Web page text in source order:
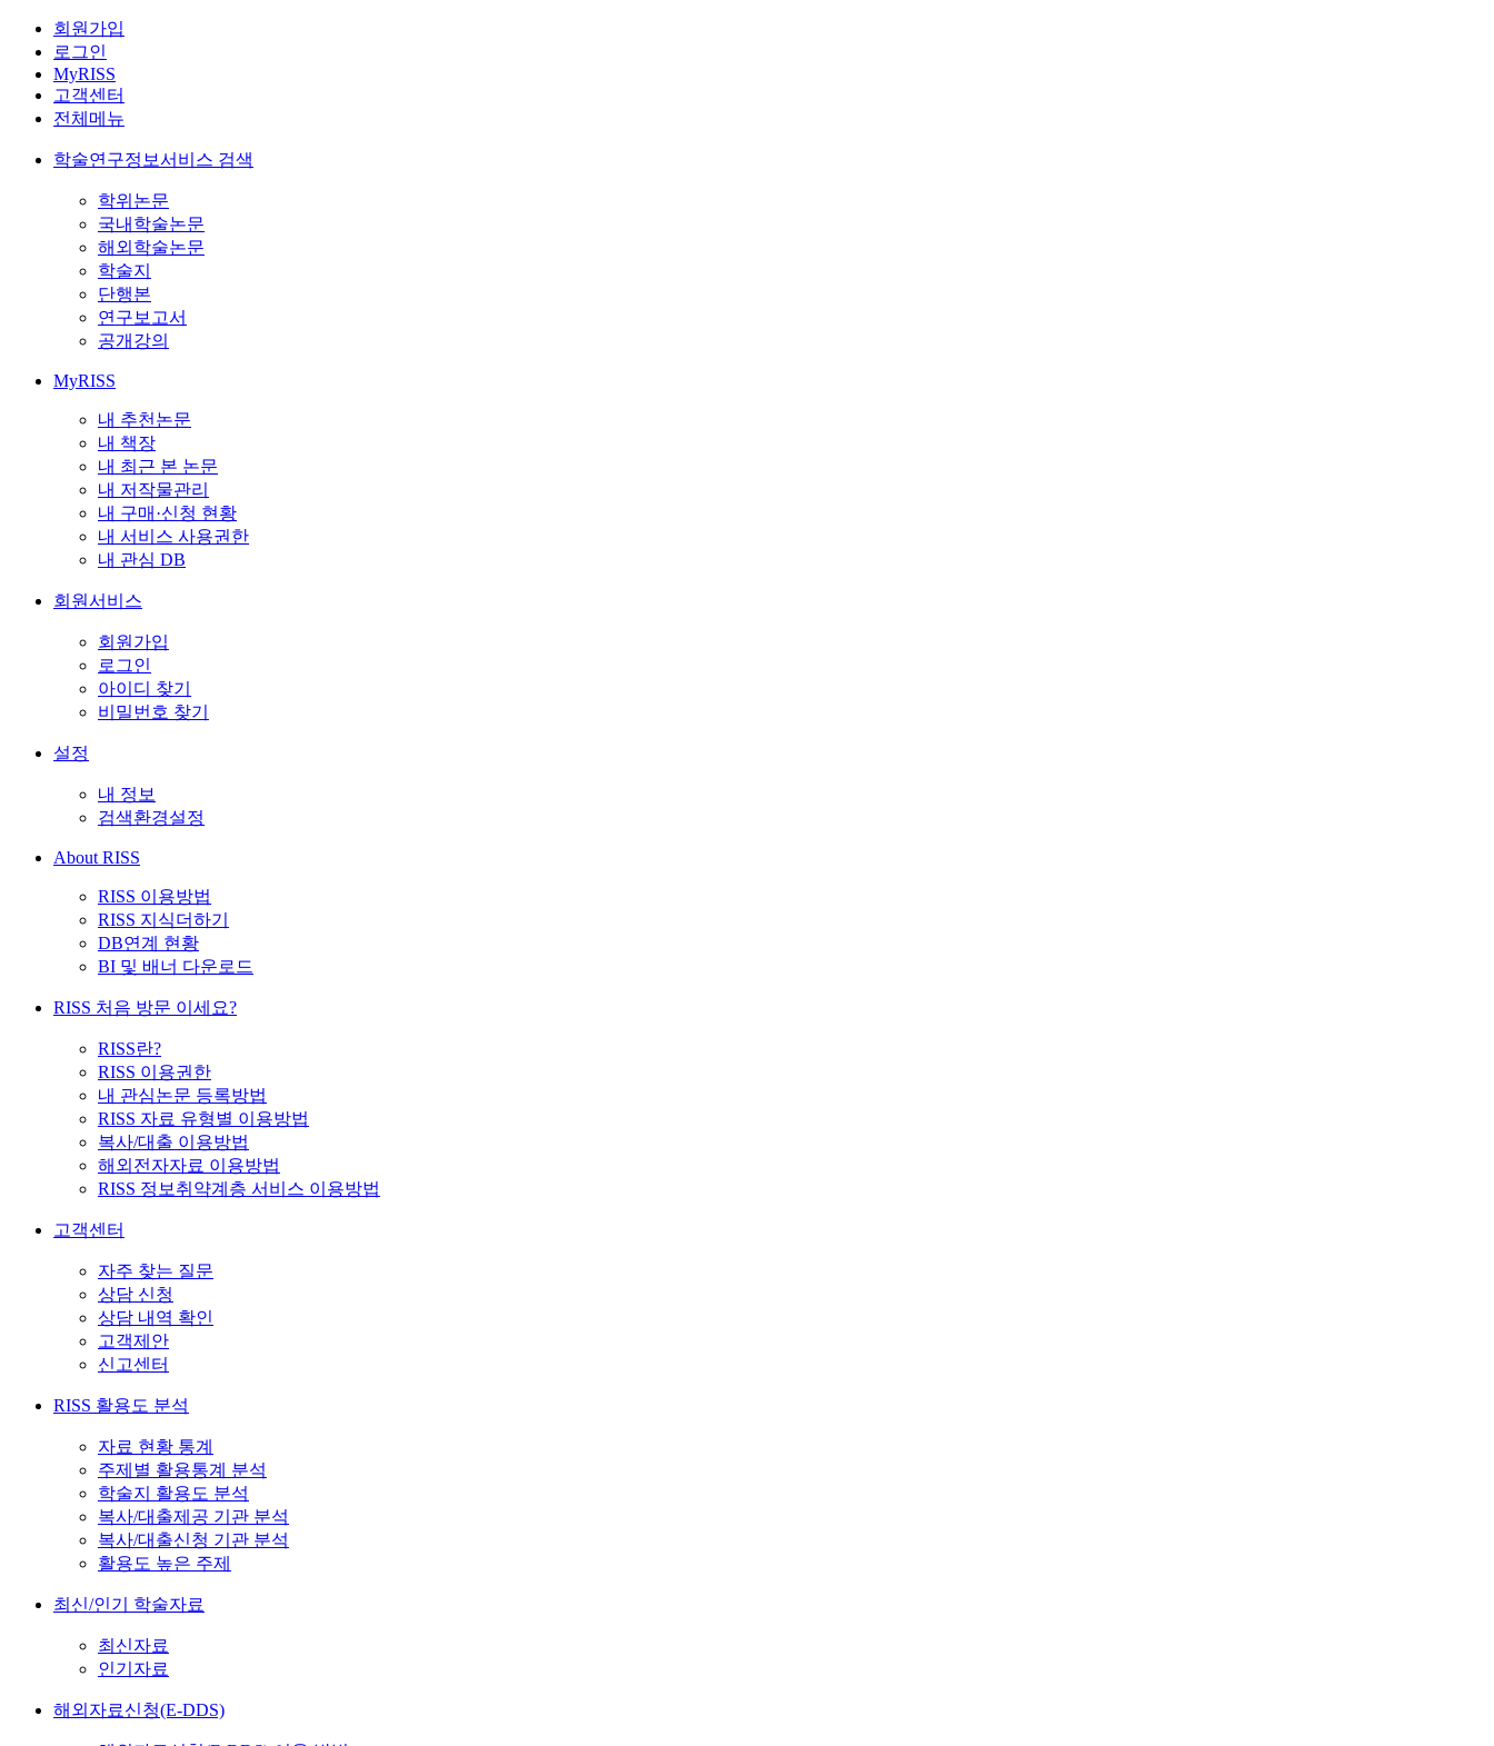
회원가입
로그인
MyRISS
고객센터
전체메뉴
학술연구정보서비스 검색
학위논문
국내학술논문
해외학술논문
학술지
단행본
연구보고서
공개강의
MyRISS
내 추천논문
내 책장
내 최근 본 논문
내 저작물관리
내 구매·신청 현황
내 서비스 사용권한
내 관심 DB
회원서비스
회원가입
로그인
아이디 찾기
비밀번호 찾기
설정
내 정보
검색환경설정
About RISS
RISS 이용방법
RISS 지식더하기
DB연계 현황
BI 및 배너 다운로드
RISS 처음 방문 이세요?
RISS란?
RISS 이용권한
내 관심논문 등록방법
RISS 자료 유형별 이용방법
복사/대출 이용방법
해외전자자료 이용방법
RISS 정보취약계층 서비스 이용방법
고객센터
자주 찾는 질문
상담 신청
상담 내역 확인
고객제안
신고센터
RISS 활용도 분석
자료 현황 통계
주제별 활용통계 분석
학술지 활용도 분석
복사/대출제공 기관 분석
복사/대출신청 기관 분석
활용도 높은 주제
최신/인기 학술자료
최신자료
인기자료
해외자료신청(E-DDS)